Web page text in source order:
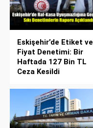
Eskişehir’de Etiket ve
Fiyat Denetimi: Bir
Haftada 127 Bin TL
Ceza Kesildi